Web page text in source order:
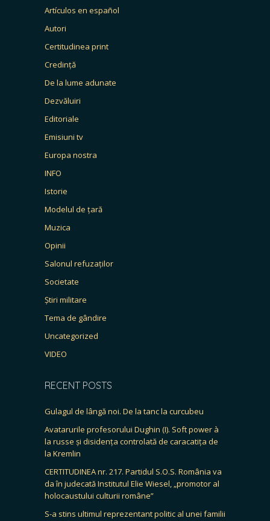
Artículos en español
Autori
Certitudinea print
Credință
De la lume adunate
Dezvăluiri
Editoriale
Emisiuni tv
Europa nostra
INFO
Istorie
Modelul de țară
Muzica
Opinii
Salonul refuzaților
Societate
Știri militare
Tema de gândire
Uncategorized
VIDEO
RECENT POSTS
Gulagul de lângă noi. De la tanc la curcubeu
Avatarurile profesorului Dughin (I). Soft power à
la russe și disidența controlată de caracatița de
la Kremlin
CERTITUDINEA nr. 217. Partidul S.O.S. România va
da în judecată Institutul Elie Wiesel, „promotor al
holocaustului culturii române”
S-a stins ultimul reprezentant politic al unei familii